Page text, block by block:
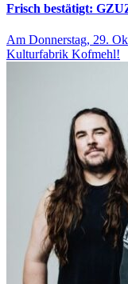
Frisch bestätigt:
Am Donnerstag, 29.
Kulturfabrik Kofmehl!